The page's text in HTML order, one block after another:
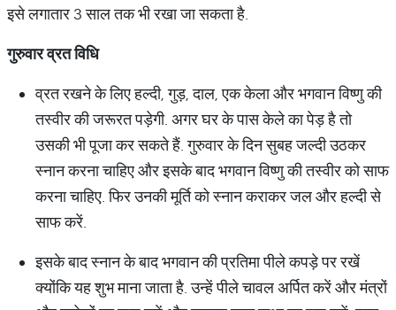
इसे लगातार 3 साल तक भी रखा जा सकता है.
गुरुवार व्रत विधि
व्रत रखने के लिए हल्दी, गुड़, दाल, एक केला और भगवान विष्णु की
तस्वीर की जरूरत पड़ेगी. अगर घर के पास केले का पेड़ है तो
उसकी भी पूजा कर सकते हैं. गुरुवार के दिन सुबह जल्दी उठकर
स्नान करना चाहिए और इसके बाद भगवान विष्णु की तस्वीर को साफ
करना चाहिए. फिर उनकी मूर्ति को स्नान कराकर जल और हल्दी से
साफ करें.
इसके बाद स्नान के बाद भगवान की प्रतिमा पीले कपड़े पर रखें
क्योंकि यह शुभ माना जाता है. उन्हें पीले चावल अर्पित करें और मंत्रों